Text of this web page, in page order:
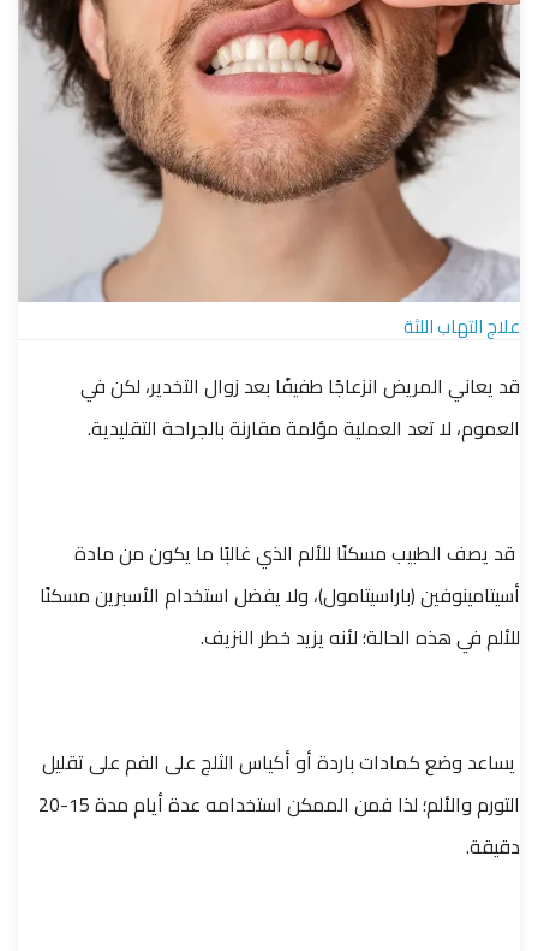
علاج التهاب اللثة
قد يعاني المريض انزعاجًا طفيفًا بعد زوال التخدير، لكن في
العموم، لا تعد العملية مؤلمة مقارنة بالجراحة التقليدية.
قد يصف الطبيب مسكنًا للألم الذي غالبًا ما يكون من مادة
أسيتامينوفين (باراسيتامول)، ولا يفضل استخدام الأسبرين مسكنًا
للألم في هذه الحالة؛ لأنه يزيد خطر النزيف.
يساعد وضع كمادات باردة أو أكياس الثلج على الفم على تقليل
التورم والألم؛ لذا فمن الممكن استخدامه عدة أيام مدة 15-20
دقيقة.